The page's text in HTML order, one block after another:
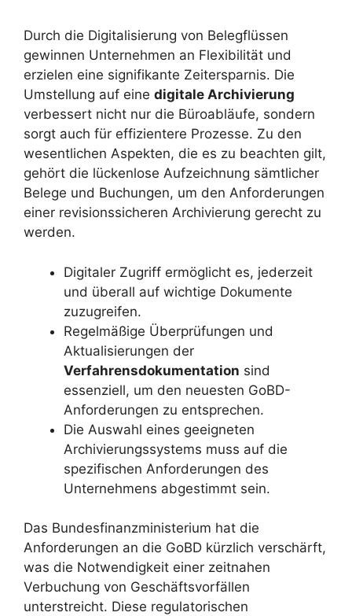
Durch die Digitalisierung von Belegflüssen
gewinnen Unternehmen an Flexibilität und
erzielen eine signifikante Zeitersparnis. Die
Umstellung auf eine digitale Archivierung
verbessert nicht nur die Büroabläufe, sondern
sorgt auch für effizientere Prozesse. Zu den
wesentlichen Aspekten, die es zu beachten gilt,
gehört die lückenlose Aufzeichnung sämtlicher
Belege und Buchungen, um den Anforderungen
einer revisionssicheren Archivierung gerecht zu
werden.
Digitaler Zugriff ermöglicht es, jederzeit
und überall auf wichtige Dokumente
zuzugreifen.
Regelmäßige Überprüfungen und
Aktualisierungen der
Verfahrensdokumentation sind
essenziell, um den neuesten GoBD-
Anforderungen zu entsprechen.
Die Auswahl eines geeigneten
Archivierungssystems muss auf die
spezifischen Anforderungen des
Unternehmens abgestimmt sein.
Das Bundesfinanzministerium hat die
Anforderungen an die GoBD kürzlich verschärft,
was die Notwendigkeit einer zeitnahen
Verbuchung von Geschäftsvorfällen
unterstreicht. Diese regulatorischen